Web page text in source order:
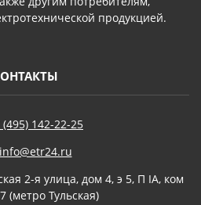
продукцией.
(495) 142-22-25
info@etr24.ru
2-я улица, дом 4, э 5, П IА, ком
(метро Тульская)